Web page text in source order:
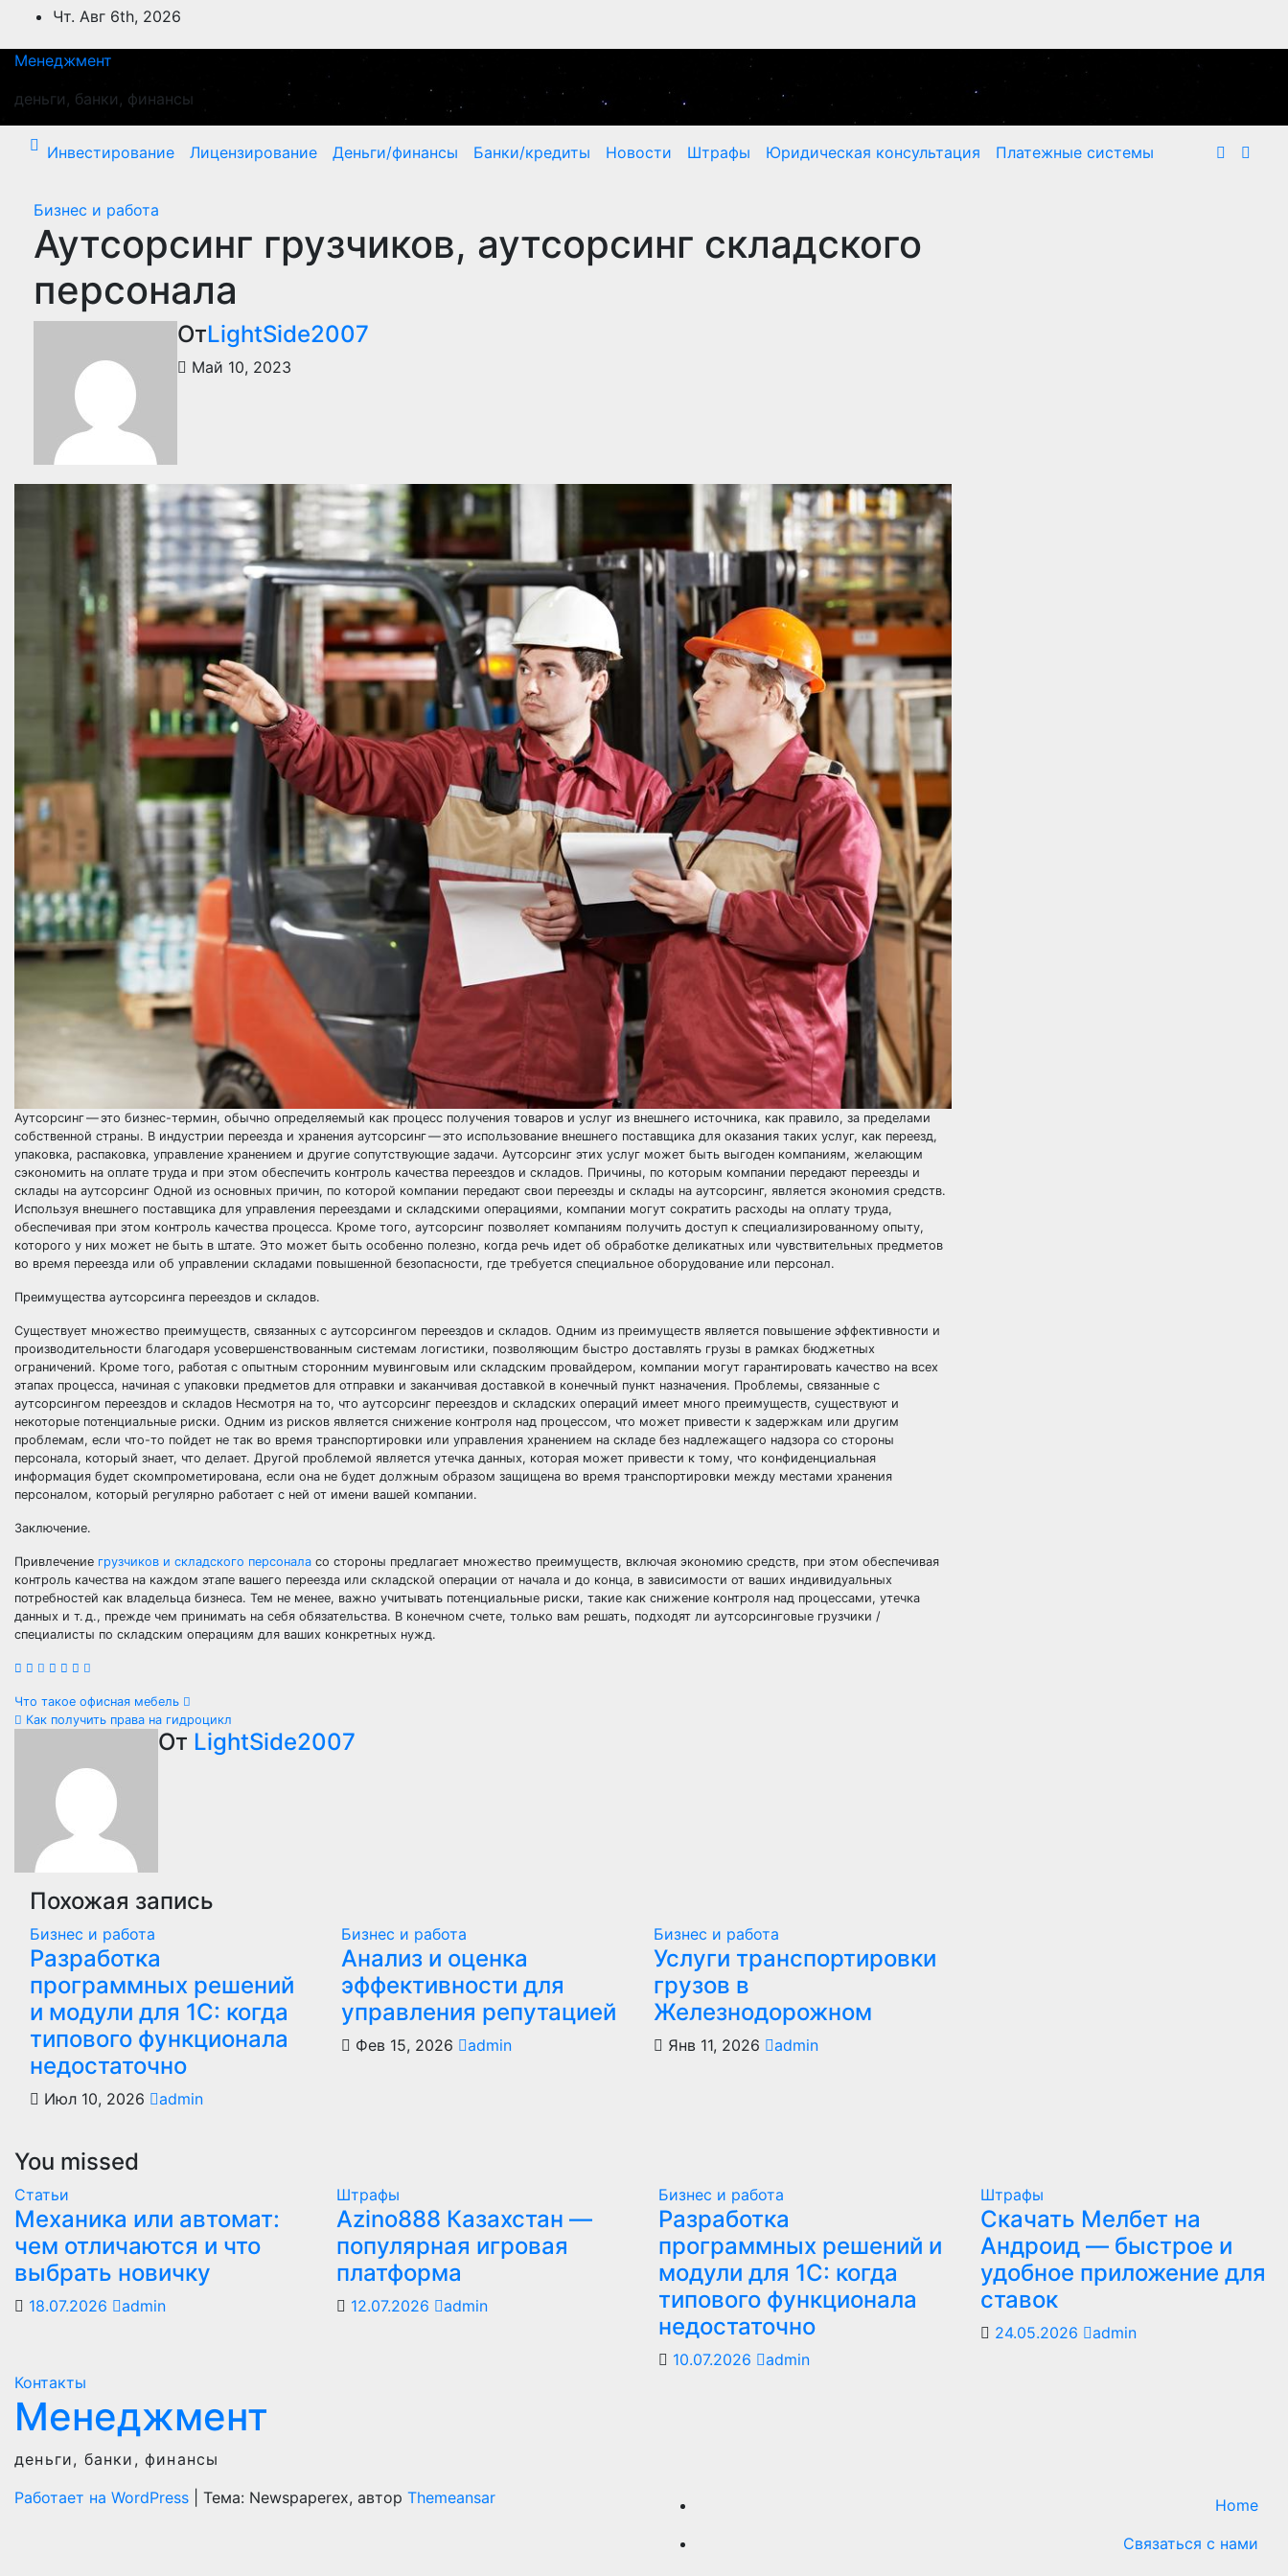
Перейти
содержимому
Чт. Авг 6th, 2026
Менеджмент
деньги, банки, финансы
Инвестирование Лицензирование Деньги/финансы Банки/кредиты Новости Штрафы Юридическая консультация Платежные системы
Бизнес и работа
Аутсорсинг грузчиков, аутсорсинг складского
персонала
ОтLightSide2007
Май 10, 2023
Аутсорсинг — это бизнес-термин, обычно определяемый как процесс получения товаров и услуг из внешнего источника, как правило, за пределами
собственной страны. В индустрии переезда и хранения аутсорсинг — это использование внешнего поставщика для оказания таких услуг, как переезд,
упаковка, распаковка, управление хранением и другие сопутствующие задачи. Аутсорсинг этих услуг может быть выгоден компаниям, желающим
сэкономить на оплате труда и при этом обеспечить контроль качества переездов и складов. Причины, по которым компании передают переезды и
склады на аутсорсинг Одной из основных причин, по которой компании передают свои переезды и склады на аутсорсинг, является экономия средств.
Используя внешнего поставщика для управления переездами и складскими операциями, компании могут сократить расходы на оплату труда,
обеспечивая при этом контроль качества процесса. Кроме того, аутсорсинг позволяет компаниям получить доступ к специализированному опыту,
которого у них может не быть в штате. Это может быть особенно полезно, когда речь идет об обработке деликатных или чувствительных предметов
во время переезда или об управлении складами повышенной безопасности, где требуется специальное оборудование или персонал.
Преимущества аутсорсинга переездов и складов.
Существует множество преимуществ, связанных с аутсорсингом переездов и складов. Одним из преимуществ является повышение эффективности и
производительности благодаря усовершенствованным системам логистики, позволяющим быстро доставлять грузы в рамках бюджетных
ограничений. Кроме того, работая с опытным сторонним мувинговым или складским провайдером, компании могут гарантировать качество на всех
этапах процесса, начиная с упаковки предметов для отправки и заканчивая доставкой в конечный пункт назначения. Проблемы, связанные с
аутсорсингом переездов и складов Несмотря на то, что аутсорсинг переездов и складских операций имеет много преимуществ, существуют и
некоторые потенциальные риски. Одним из рисков является снижение контроля над процессом, что может привести к задержкам или другим
проблемам, если что-то пойдет не так во время транспортировки или управления хранением на складе без надлежащего надзора со стороны
персонала, который знает, что делает. Другой проблемой является утечка данных, которая может привести к тому, что конфиденциальная
информация будет скомпрометирована, если она не будет должным образом защищена во время транспортировки между местами хранения
персоналом, который регулярно работает с ней от имени вашей компании.
Заключение.
Привлечение грузчиков и складского персонала со стороны предлагает множество преимуществ, включая экономию средств, при этом обеспечивая
контроль качества на каждом этапе вашего переезда или складской операции от начала и до конца, в зависимости от ваших индивидуальных
потребностей как владельца бизнеса. Тем не менее, важно учитывать потенциальные риски, такие как снижение контроля над процессами, утечка
данных и т. д., прежде чем принимать на себя обязательства. В конечном счете, только вам решать, подходят ли аутсорсинговые грузчики /
специалисты по складским операциям для ваших конкретных нужд.
Навигация
записям
Что такое офисная мебель
Как получить права на гидроцикл
От LightSide2007
Похожая запись
Бизнес и работа
Разработка
программных решений
и модули для 1С: когда
типового функционала
недостаточно
Июл 10, 2026 admin
Бизнес и работа
Анализ и оценка
эффективности для
управления репутацией
Фев 15, 2026 admin
Бизнес и работа
Услуги транспортировки
грузов в
Железнодорожном
Янв 11, 2026 admin
You missed
Статьи
Механика или автомат:
чем отличаются и что
выбрать новичку
18.07.2026 admin
Штрафы
Azino888 Казахстан —
популярная игровая
платформа
12.07.2026 admin
Бизнес и работа
Разработка
программных решений и
модули для 1С: когда
типового функционала
недостаточно
10.07.2026 admin
Штрафы
Скачать Мелбет на
Андроид — быстрое и
удобное приложение для
ставок
24.05.2026 admin
Контакты
Менеджмент
деньги, банки, финансы
Работает на WordPress
Тема: Newspaperex, автор Themeansar
Home
Связаться с нами